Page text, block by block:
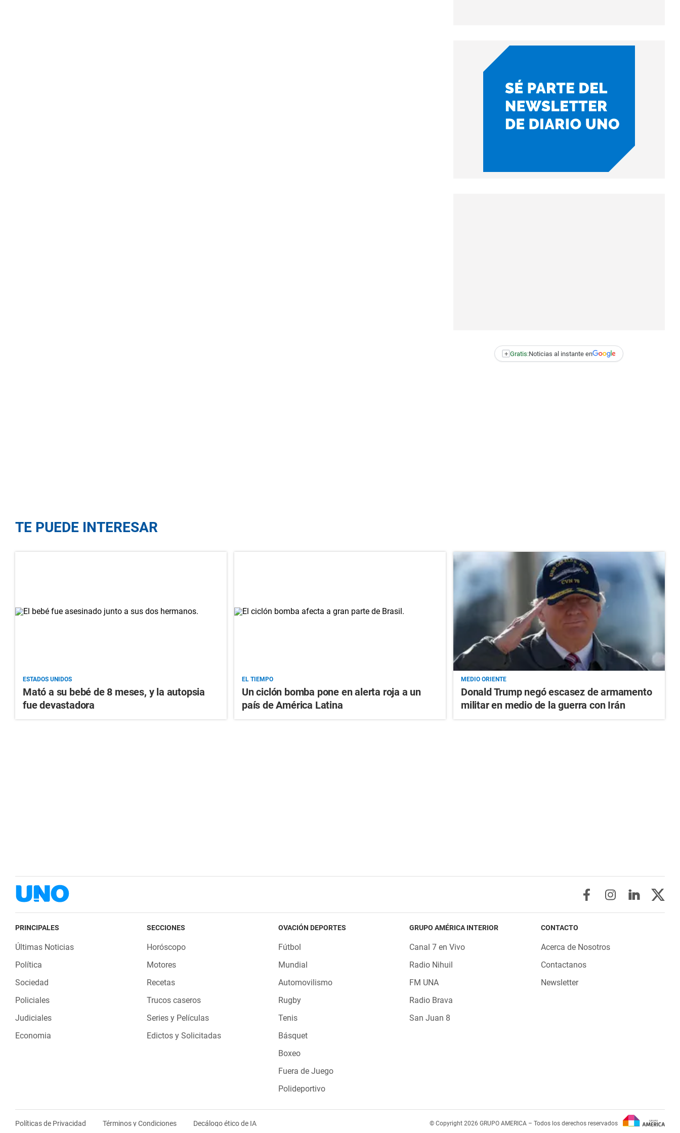
+ Gratis:Noticias al instante en
TE PUEDE INTERESAR
ESTADOS UNIDOS
Mató a su bebé de 8 meses, y la autopsia
fue devastadora
EL TIEMPO
Un ciclón bomba pone en alerta roja a un
país de América Latina
MEDIO ORIENTE
Donald Trump negó escasez de armamento
militar en medio de la guerra con Irán
PRINCIPALES
Últimas Noticias
Política
Sociedad
Policiales
Judiciales
Economia
SECCIONES
Horóscopo
Motores
Recetas
Trucos caseros
Series y Películas
Edictos y Solicitadas
OVACIÓN DEPORTES
Fútbol
Mundial
Automovilismo
Rugby
Tenis
Básquet
Boxeo
Fuera de Juego
Polideportivo
GRUPO AMÉRICA INTERIOR
Canal 7 en Vivo
Radio Nihuil
FM UNA
Radio Brava
San Juan 8
CONTACTO
Acerca de Nosotros
Contactanos
Newsletter
Políticas de Privacidad Términos y Condiciones Decálogo ético de IA © Copyright 2026 GRUPO AMERICA – Todos los derechos reservados